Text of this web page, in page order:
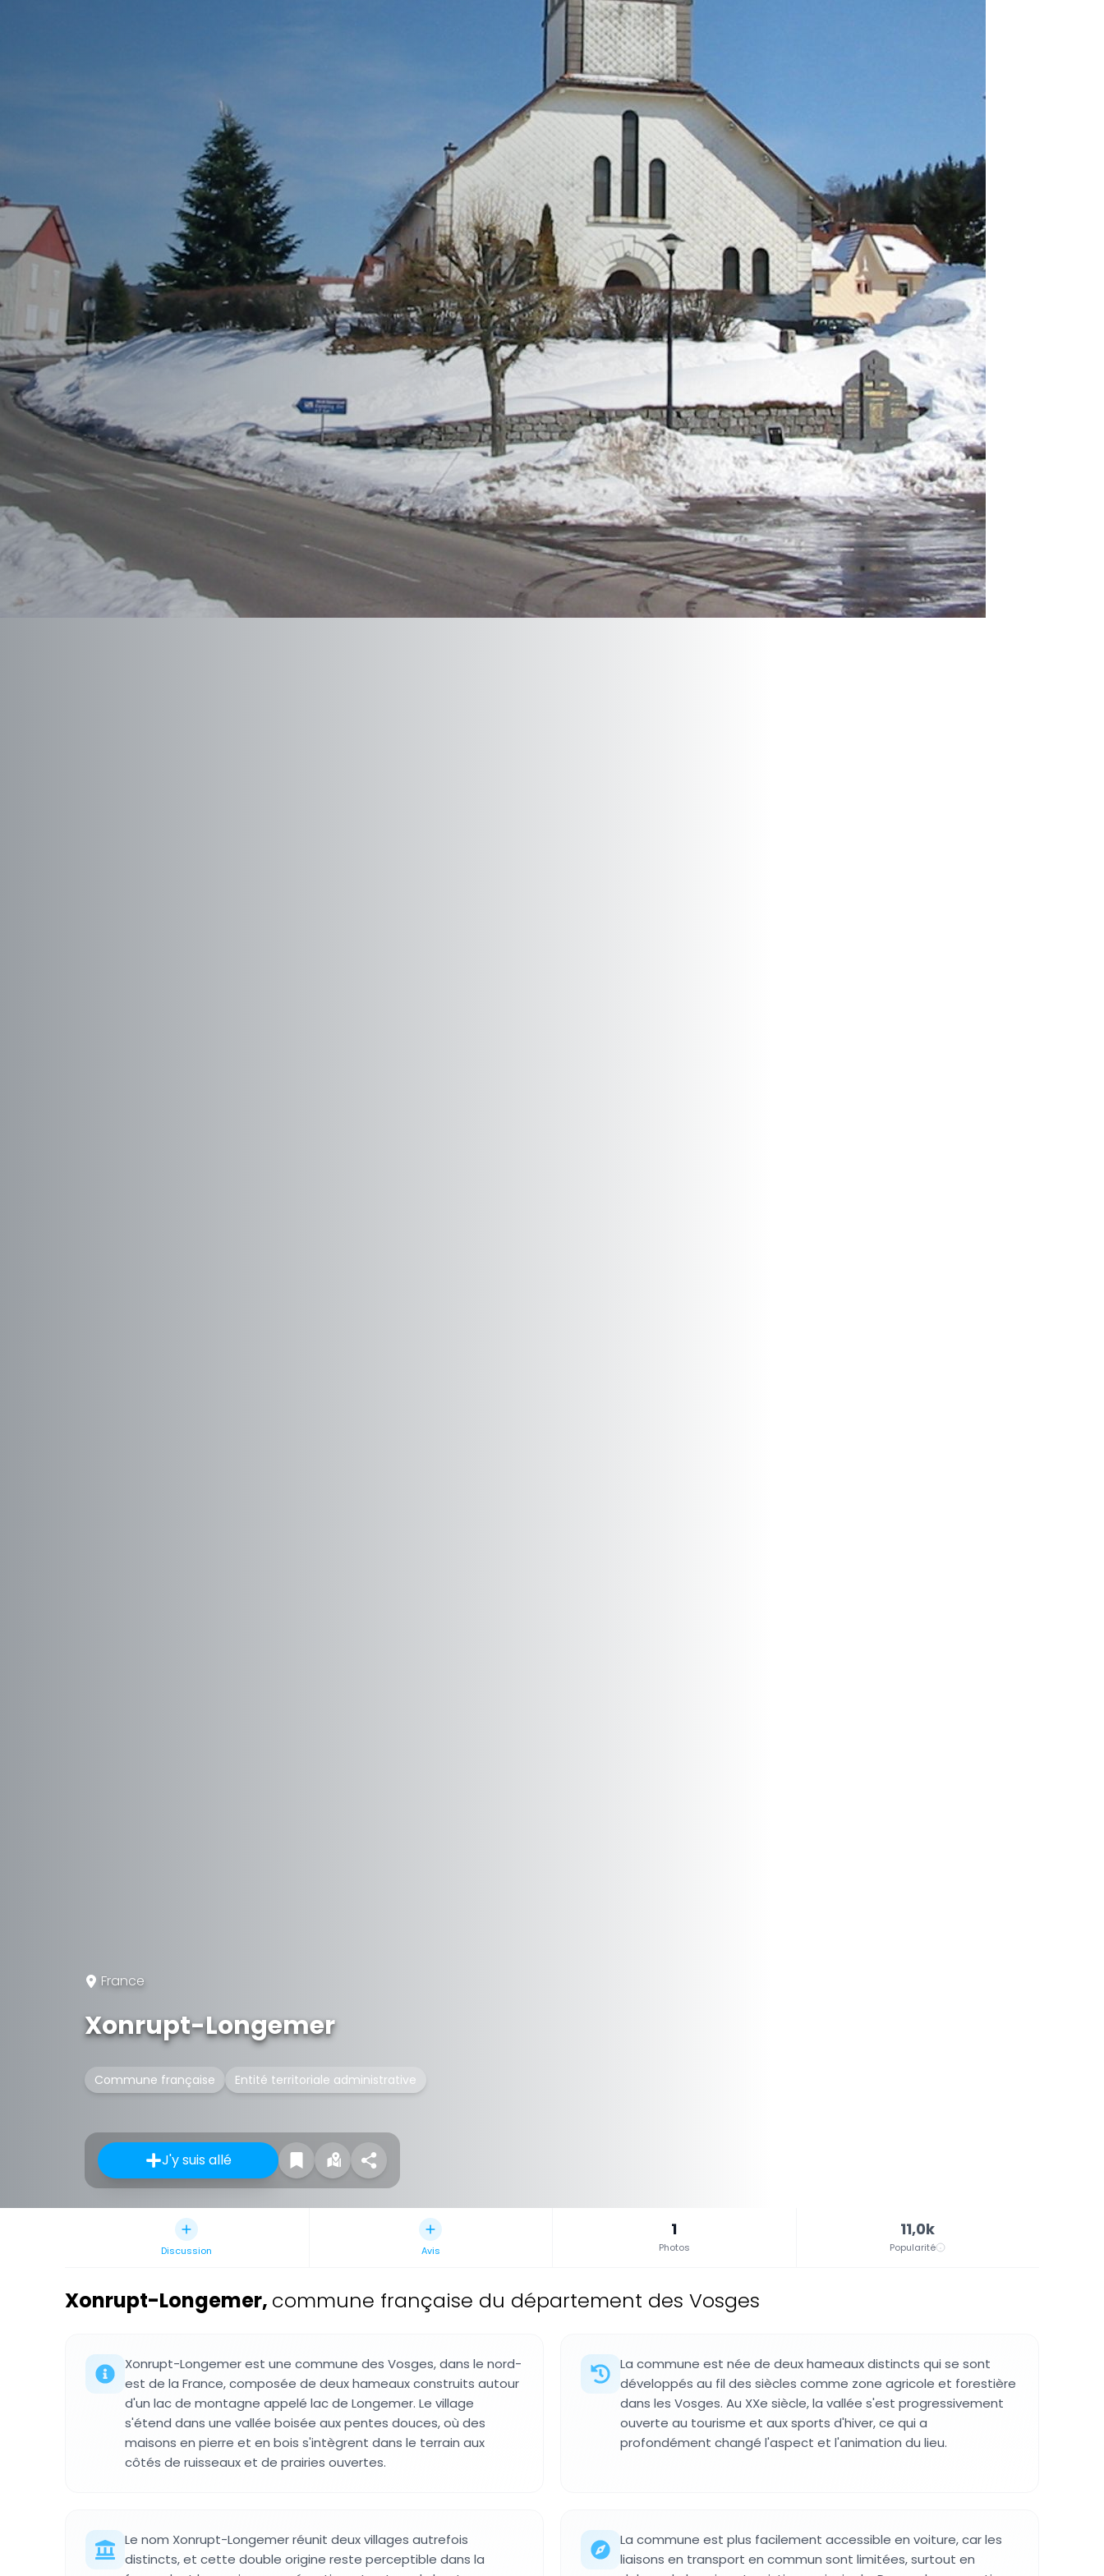
France
Xonrupt-Longemer
Commune française Entité territoriale administrative
J'y suis allé
Discussion Avis
1
Photos
11,0k
Popularité
Xonrupt-Longemer, commune française du département des Vosges
Xonrupt-Longemer est une commune des Vosges, dans le nord-
est de la France, composée de deux hameaux construits autour
d'un lac de montagne appelé lac de Longemer. Le village
s'étend dans une vallée boisée aux pentes douces, où des
maisons en pierre et en bois s'intègrent dans le terrain aux
côtés de ruisseaux et de prairies ouvertes.
La commune est née de deux hameaux distincts qui se sont
développés au fil des siècles comme zone agricole et forestière
dans les Vosges. Au XXe siècle, la vallée s'est progressivement
ouverte au tourisme et aux sports d'hiver, ce qui a
profondément changé l'aspect et l'animation du lieu.
Le nom Xonrupt-Longemer réunit deux villages autrefois
distincts, et cette double origine reste perceptible dans la
La commune est plus facilement accessible en voiture, car les
liaisons en transport en commun sont limitées, surtout en